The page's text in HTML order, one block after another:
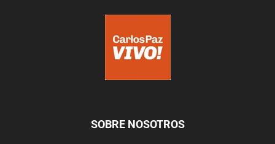
SOBRE NOSOTROS